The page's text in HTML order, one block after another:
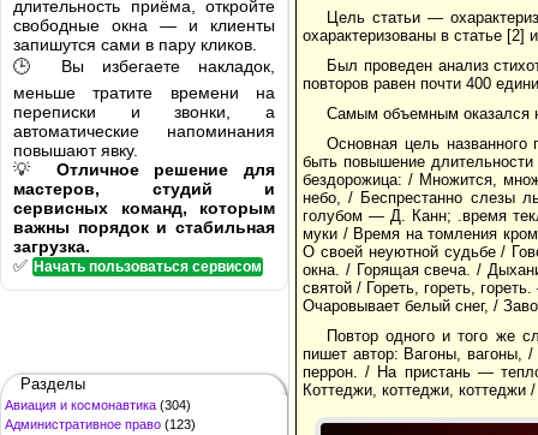
длительность приёма, откройте
свободные окна — и клиенты
запишутся сами в пару кликов.
🕒 Вы избегаете накладок,
меньше тратите времени на
переписки и звонки, а
автоматические напоминания
повышают явку.
💡 Отличное решение для
мастеров, студий и
сервисных команд, которым
важны порядок и стабильная
загрузка.
✅ Начать пользоваться сервисом
Разделы
Авиация и космонавтика (304)
Административное право (123)
Цель статьи —
охарактеризованы в статье [2]
Был проведен анализ
повторов равен почти 400
Самым объемным оказался
Основная цель
быть повышение
бездорожица: / Множится,
небо, / Беспрестанно слезы
голубом — Д. Канн; .время
муки / Время на томления
О своей неуютной судьбе /
окна. / Горящая свеча. /
святой / Гореть, гореть,
Очаровывает белый снег, /
Повтор одного и того же
пишет автор: Вагоны,
перрон. / На пристань —
Коттеджи, коттеджи,